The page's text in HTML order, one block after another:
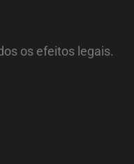
os efeitos legais.